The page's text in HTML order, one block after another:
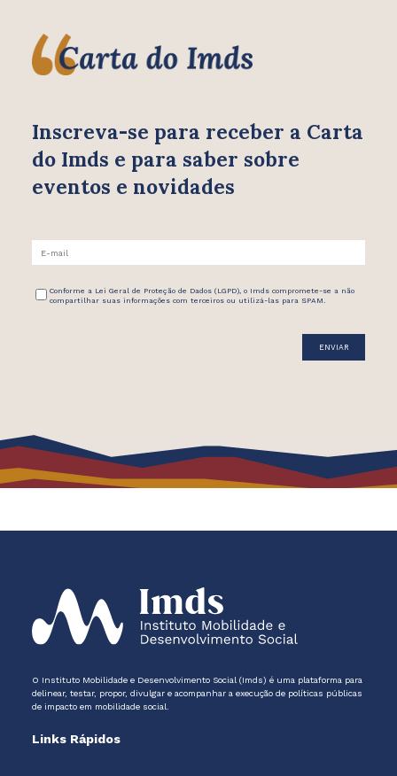
Inscreva-se para receber a Carta
do Imds e para saber sobre
eventos e novidades
Conforme a Lei Geral de Proteção de Dados (LGPD), o Imds compromete-se a não
compartilhar suas informações com terceiros ou utilizá-las para SPAM.
O Instituto Mobilidade e Desenvolvimento Social (Imds) é uma plataforma para
delinear, testar, propor, divulgar e acompanhar a execução de políticas públicas
de impacto em mobilidade social.
Links Rápidos